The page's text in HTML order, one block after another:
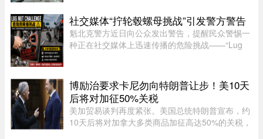
配和情感纠纷片段，《前浪》系列在做的其实是激
发大众重新审视每个人都将 ...
社交媒体“拧轮毂螺母挑战”引发警方警告
魁北克警方近日向公众发出警告，提醒民众警惕一
种正在社交媒体上迅速传播的危险挑战——“Lug
的固定螺母，而这一行为 ...
博励治要求卡尼勿向特朗普让步！美10天
后将对加征50%关税
美加贸易谈判再度紧张。美国总统特朗普宣布，约
10天后将对加拿大多类商品加征高达50%的关税，